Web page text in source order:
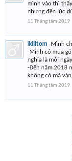
mình vào thì
nhưng đến lúc
11 Tháng tám 2019
ikilltom -Mình
-Mình có mua
nghĩa là mỗi
-Đến năm 2018
không có mà
11 Tháng tám 2019